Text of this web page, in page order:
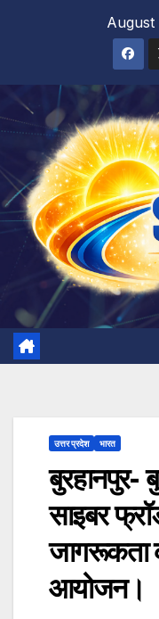
August
उत्तर प्रदेश भारत
बुरहानपुर-
साइबर
जागरूकता
आयोजन।